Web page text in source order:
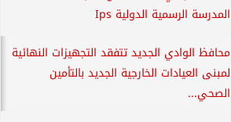
المدرسة الرسمية الدولية Ips
محافظ الوادي الجديد تتفقد التجهيزات النهائية
لمبنى العيادات الخارجية الجديد بالتأمين
الصحي...